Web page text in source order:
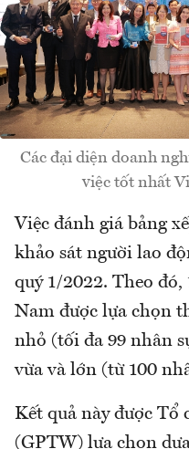
Các đại diện doanh
việc tốt nhất
Việc đánh giá bảng
khảo sát người lao
quý 1/2022. Theo
Nam được lựa chọn
nhỏ (tối đa 99 nhân
vừa và lớn (từ 100
Kết quả này được Tổ
(GPTW) lựa chọn